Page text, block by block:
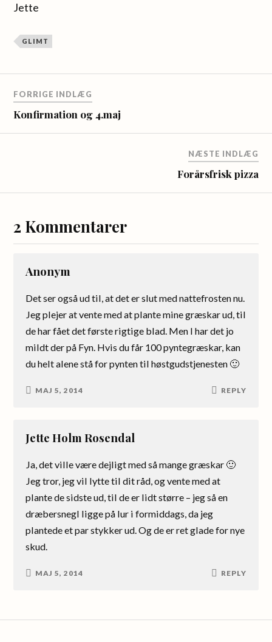
Jette
GLIMT
FORRIGE INDLÆG
Konfirmation og 4.maj
NÆSTE INDLÆG
Forårsfrisk pizza
2 Kommentarer
Anonym
Det ser også ud til, at det er slut med nattefrosten nu.
Jeg plejer at vente med at plante mine græskar ud, til
de har fået det første rigtige blad. Men I har det jo
mildt der på Fyn. Hvis du får 100 pyntegræskar, kan
du helt alene stå for pynten til høstgudstjenesten 🙂
MAJ 5, 2014 REPLY
Jette Holm Rosendal
Ja, det ville være dejligt med så mange græskar 🙂
Jeg tror, jeg vil lytte til dit råd, og vente med at
plante de sidste ud, til de er lidt større – jeg så en
dræbersnegl ligge på lur i formiddags, da jeg
plantede et par stykker ud. Og de er ret glade for nye
skud.
MAJ 5, 2014 REPLY